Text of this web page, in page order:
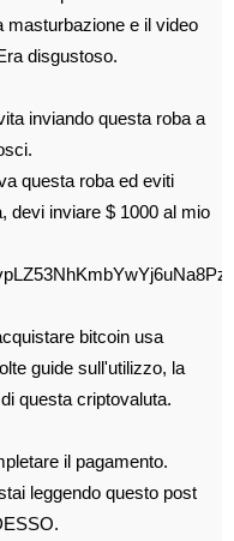
masturbazione e il video
disgustoso.
inviando questa roba a
questa roba ed eviti
devi inviare $ 1000 al mio
bitcoin usa
guide sull'utilizzo, la
questa criptovaluta.
il pagamento.
leggendo questo post